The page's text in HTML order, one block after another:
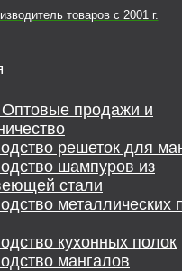
товаров c 2001 г.
продажи и
решеток для
шампуров из
стали
металлических
кухонных полок
мангалов